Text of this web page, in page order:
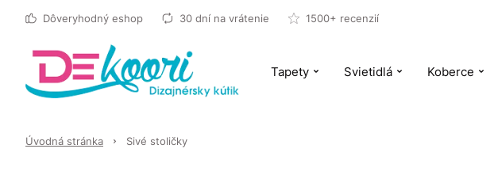
Dôveryhodný eshop 30 dní na vrátenie 1500+ recenzií
Tapety Svietidlá Koberce
Úvodná stránka Sivé stoličky